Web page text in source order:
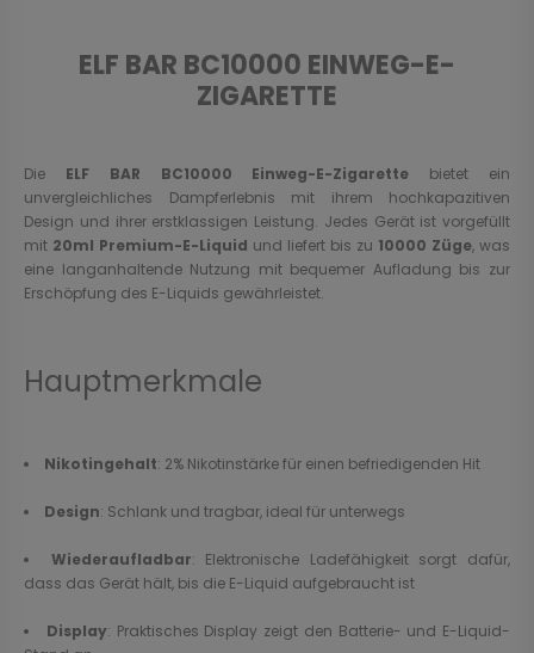
ELF BAR BC10000 EINWEG-E-
ZIGARETTE
Die ELF BAR BC10000 Einweg-E-Zigarette bietet ein
unvergleichliches Dampferlebnis mit ihrem hochkapazitiven
Design und ihrer erstklassigen Leistung. Jedes Gerät ist vorgefüllt
mit 20ml Premium-E-Liquid und liefert bis zu 10000 Züge, was
eine langanhaltende Nutzung mit bequemer Aufladung bis zur
Erschöpfung des E-Liquids gewährleistet.
Hauptmerkmale
Nikotingehalt: 2% Nikotinstärke für einen befriedigenden Hit
Design: Schlank und tragbar, ideal für unterwegs
Wiederaufladbar: Elektronische Ladefähigkeit sorgt dafür,
dass das Gerät hält, bis die E-Liquid aufgebraucht ist
Display: Praktisches Display zeigt den Batterie- und E-Liquid-